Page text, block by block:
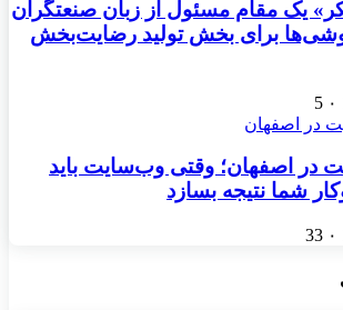
یک مقام مسئول از زبان صنعتگران
برای بخش تولید رضایت‌بخش
۰ 5
در اصفهان؛ وقتی وب‌سایت باید
شما نتیجه بسازد
۰ 33